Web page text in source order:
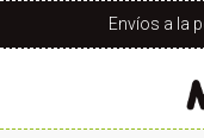
Envíos a la